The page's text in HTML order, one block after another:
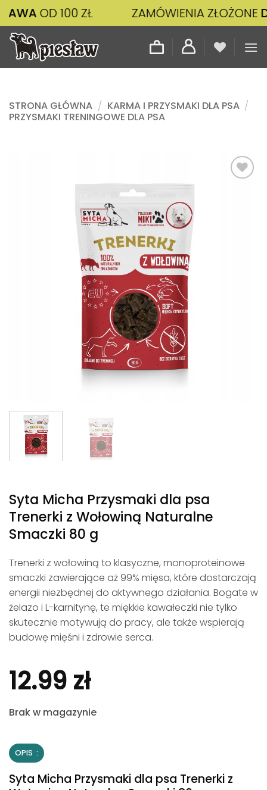
Przewiń
do
zawartości
100 ZŁ ZAMÓWIENIA ZŁOŻONEDO 14:00
STRONA GŁÓWNA / KARMA I PRZYSMAKI DLA PSA /
PRZYSMAKI TRENINGOWE DLA PSA
Syta Micha Przysmaki dla psa
Trenerki z Wołowiną Naturalne
Smaczki 80 g
Trenerki z wołowiną to klasyczne, monoproteinowe
smaczki zawierające aż 99% mięsa, które dostarczają
energii niezbędnej do aktywnego działania. Bogate w
żelazo i L-karnitynę, te miękkie kawałeczki nie tylko
skutecznie motywują do pracy, ale także wspierają
budowę mięśni i zdrowie serca.
12.99 zł
Brak w magazynie
OPIS
Syta Micha Przysmaki dla psa Trenerki z